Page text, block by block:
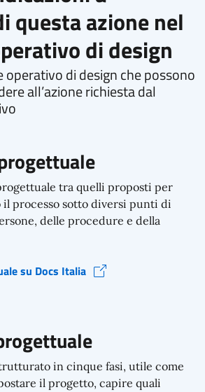
questa azione nel
di design
operativo di design che possono
all’azione richiesta dal
tra quelli proposti per
il processo sotto diversi punti di
delle procedure e della
su Docs Italia
apre in una nuova finestra)
in cinque fasi, utile come
il progetto, capire quali